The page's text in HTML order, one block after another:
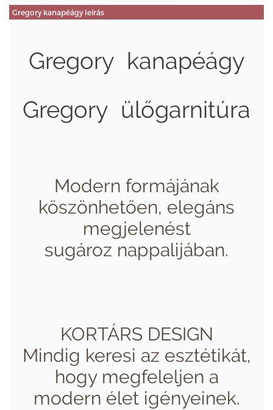
Gregory kanapéágy leírás
Gregory kanapéágy
Gregory ülőgarnitúra
Modern formájának
köszönhetően, elegáns
megjelenést
sugároz nappalijában.
KORTÁRS DESIGN
Mindig keresi az esztétikát,
hogy megfeleljen a
modern élet igényeinek.